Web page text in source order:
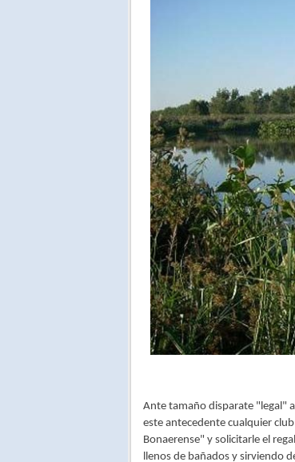
Ante tamaño disparate "legal"
este antecedente cualquier
Bonaerense" y solicitarle el
llenos de bañados y sirviendo